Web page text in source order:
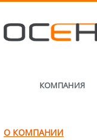
КОМПАНИЯ
О КОМПАНИИ